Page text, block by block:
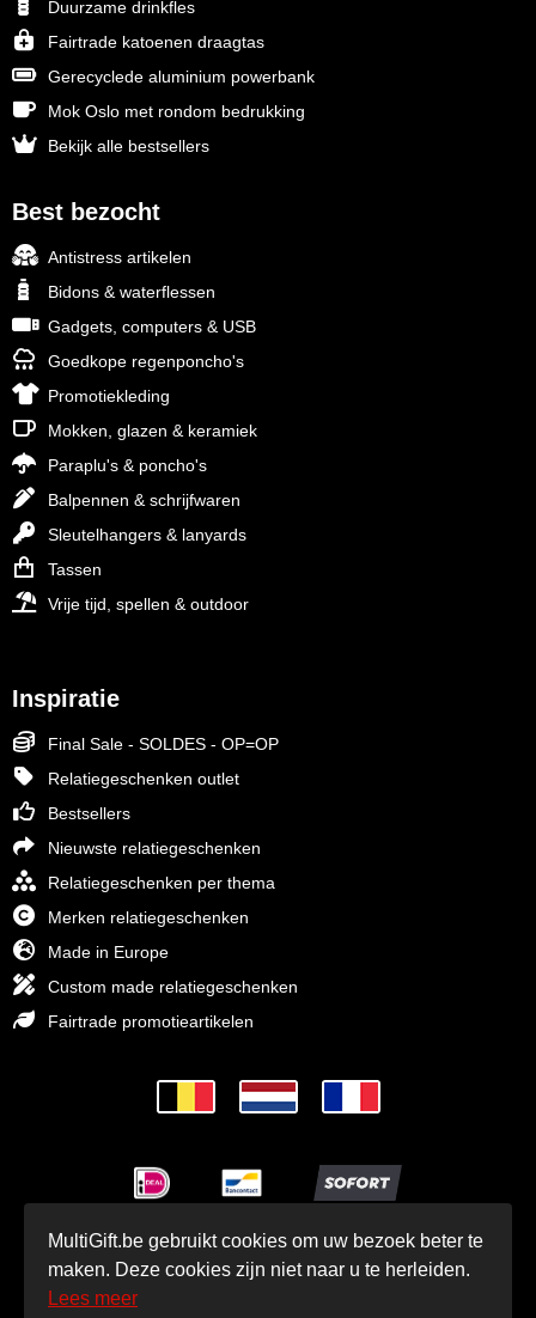
Duurzame drinkfles
Fairtrade katoenen draagtas
Gerecyclede aluminium powerbank
Mok Oslo met rondom bedrukking
Bekijk alle bestsellers
Best bezocht
Antistress artikelen
Bidons & waterflessen
Gadgets, computers & USB
Goedkope regenponcho's
Promotiekleding
Mokken, glazen & keramiek
Paraplu's & poncho's
Balpennen & schrijfwaren
Sleutelhangers & lanyards
Tassen
Vrije tijd, spellen & outdoor
Inspiratie
Final Sale - SOLDES - OP=OP
Relatiegeschenken outlet
Bestsellers
Nieuwste relatiegeschenken
Relatiegeschenken per thema
Merken relatiegeschenken
Made in Europe
Custom made relatiegeschenken
Fairtrade promotieartikelen
© MultiGift Relatiegeschenken 1993 - 2026
MultiGift.be gebruikt cookies om uw bezoek beter te
maken. Deze cookies zijn niet naar u te herleiden.
Lees meer